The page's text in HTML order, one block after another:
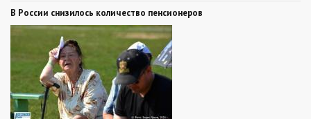
В России снизилось количество пенсионеров